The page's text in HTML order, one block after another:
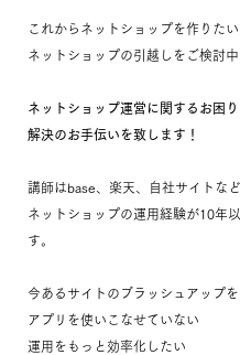
これからネットショップを作りたい
ネットショップの引越しをご検討
ネットショップ運営に関するお困
解決のお手伝いを致します！
講師はbase、楽天、自社サイトな
ネットショップの運用経験が10年
す。
今あるサイトのブラッシュアップ
アプリを使いこなせていない
運用をもっと効率化したい